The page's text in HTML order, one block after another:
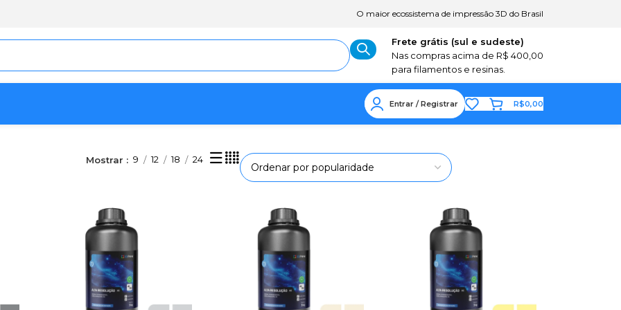
O maior ecossistema de impressão 3D do Brasil
Frete grátis (sul e sudeste)
Nas compras acima de R$ 400,00
para filamentos e resinas.
Entrar / Registrar R$0,00
Mostrar 9 12 18 24